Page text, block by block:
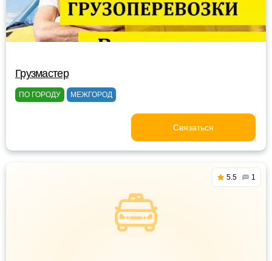
Грузмастер
ПО ГОРОДУ МЕЖГОРОД
Связаться
5.5 1